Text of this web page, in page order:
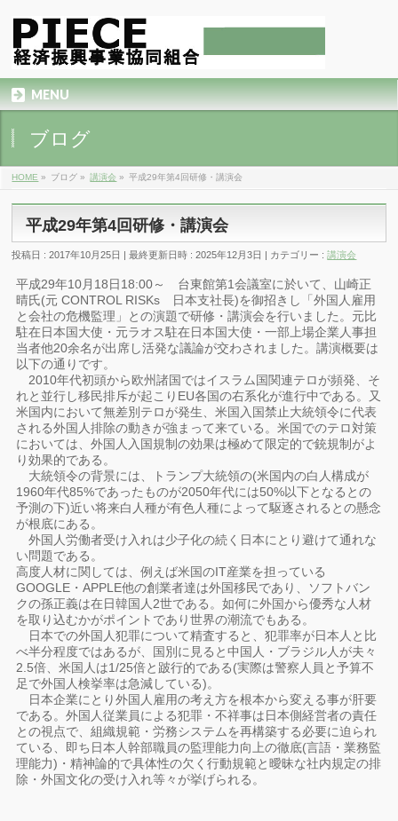
MENU
ブログ
HOME » ブログ » 講演会 » 平成29年第4回研修・講演会
平成29年第4回研修・講演会
投稿日 : 2017年10月25日 最終更新日時 : 2025年12月3日 カテゴリー :講演会
平成29年10月18日18:00～ 台東館第1会議室に於いて、山崎正
晴氏(元 CONTROL RISKs 日本支社長)を御招きし「外国人雇用
と会社の危機監理」との演題で研修・講演会を行いました。元比
駐在日本国大使・元ラオス駐在日本国大使・一部上場企業人事担
当者他20余名が出席し活発な議論が交わされました。講演概要は
以下の通りです。
2010年代初頭から欧州諸国ではイスラム国関連テロが頻発、そ
れと並行し移民排斥が起こりEU各国の右系化が進行中である。又
米国内において無差別テロが発生、米国入国禁止大統領令に代表
される外国人排除の動きが強まって来ている。米国でのテロ対策
においては、外国人入国規制の効果は極めて限定的で銃規制がよ
り効果的である。
大統領令の背景には、トランプ大統領の(米国内の白人構成が
1960年代85%であったものが2050年代には50%以下となるとの
予測の下)近い将来白人種が有色人種によって駆逐されるとの懸念
が根底にある。
外国人労働者受け入れは少子化の続く日本にとり避けて通れな
い問題である。
高度人材に関しては、例えば米国のIT産業を担っている
GOOGLE・APPLE他の創業者達は外国移民であり、ソフトバン
クの孫正義は在日韓国人2世である。如何に外国から優秀な人材
を取り込むかがポイントであり世界の潮流でもある。
日本での外国人犯罪について精査すると、犯罪率が日本人と比
べ半分程度ではあるが、国別に見ると中国人・ブラジル人が夫々
2.5倍、米国人は1/25倍と跛行的である(実際は警察人員と予算不
足で外国人検挙率は急減している)。
日本企業にとり外国人雇用の考え方を根本から変える事が肝要
である。外国人従業員による犯罪・不祥事は日本側経営者の責任
との視点で、組織規範・労務システムを再構築する必要に迫られ
ている、即ち日本人幹部職員の監理能力向上の徹底(言語・業務監
理能力)・精神論的で具体性の欠く行動規範と曖昧な社内規定の排
除・外国文化の受け入れ等々が挙げられる。